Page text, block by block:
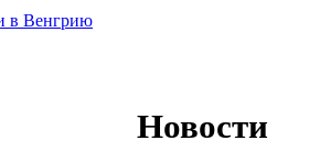
в Венгрию
Новости